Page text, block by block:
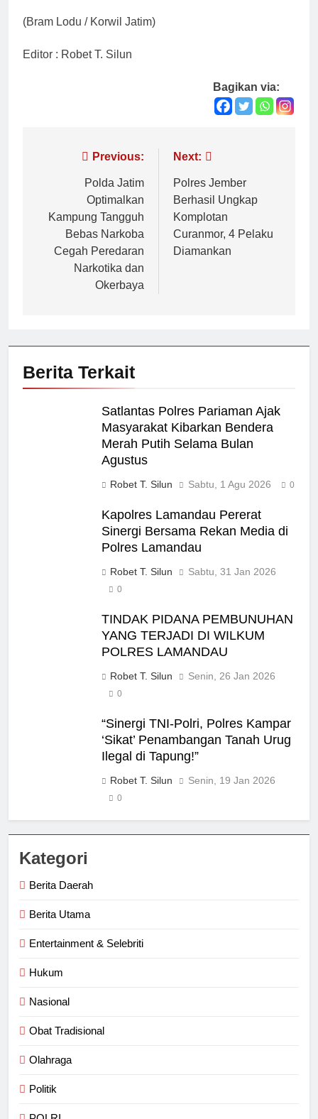
(Bram Lodu / Korwil Jatim)
Editor : Robet T. Silun
Bagikan via:
NavigasiPrevious:
Polda Jatim
Optimalkan
Kampung Tangguh
Bebas Narkoba
Cegah Peredaran
Narkotika dan
Okerbaya
Next:
Polres Jember
Berhasil Ungkap
Komplotan
Curanmor, 4 Pelaku
Diamankan
Berita Terkait
Satlantas Polres Pariaman Ajak
Masyarakat Kibarkan Bendera
Merah Putih Selama Bulan
Agustus
Robet T. Silun Sabtu, 1 Agu 2026 0
Kapolres Lamandau Pererat
Sinergi Bersama Rekan Media di
Polres Lamandau
Robet T. Silun Sabtu, 31 Jan 2026
0
TINDAK PIDANA PEMBUNUHAN
YANG TERJADI DI WILKUM
POLRES LAMANDAU
Robet T. Silun Senin, 26 Jan 2026
0
“Sinergi TNI-Polri, Polres Kampar
‘Sikat’ Penambangan Tanah Urug
Ilegal di Tapung!”
Robet T. Silun Senin, 19 Jan 2026
0
Kategori
Berita Daerah
Berita Utama
Entertainment & Selebriti
Hukum
Nasional
Obat Tradisional
Olahraga
Politik